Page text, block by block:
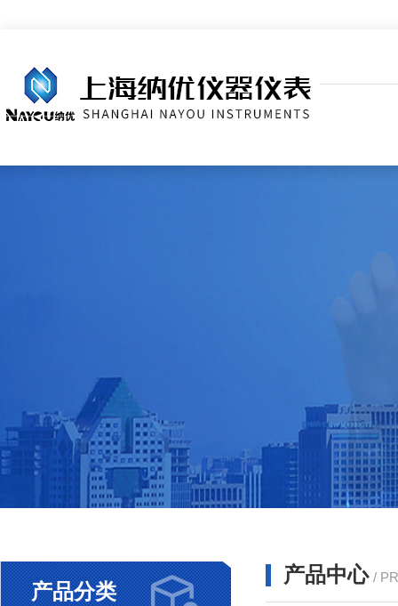
产品分类
产品中心 /